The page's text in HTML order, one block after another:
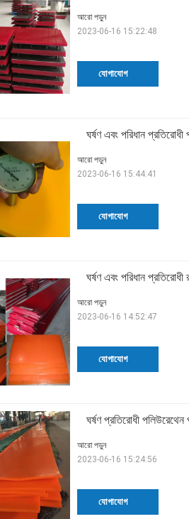
যোগাযোগ
আরো পড়ুন
2023-06-16 15:22:48
ঘর্ষণ এবং পরিধান
যোগাযোগ
আরো পড়ুন
2023-06-16 15:44:41
ঘর্ষণ এবং পরিধান
যোগাযোগ
আরো পড়ুন
2023-06-16 14:52:47
ঘর্ষণ প্রতিরোধী
যোগাযোগ
আরো পড়ুন
2023-06-16 15:24:56